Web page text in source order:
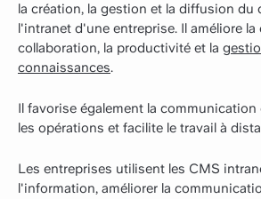
la création, la gestion et la diffusion du
l'intranet d'une entreprise. Il améliore
collaboration, la productivité et la
connaissances.
Il favorise également la
les opérations et facilite le travail à
Les entreprises utilisent les CMS
l'information, améliorer la